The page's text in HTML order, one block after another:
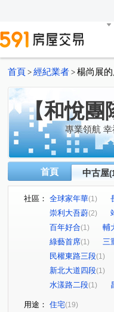
首頁 > 經紀業者 > 楊尚展
【和悅團
專業領航
首頁 中古屋
社區： 全球家年華(1)
崇利大吾蔚(2)
百年好合(1) 輔
綠藝首席(1) 三
民權東路三段(1)
新北大道四段(1)
水漾路二段(1)
用途： 住宅(19)